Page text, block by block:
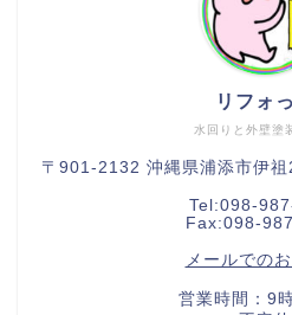
水回りと外壁塗
リフォ
〒901-2132 沖縄県浦添市伊
Tel:098-
Fax:098-
メールでの
営業時間：9